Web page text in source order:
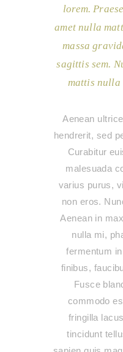
lorem.
amet nulla
massa
sagittis sem.
mattis nulla
Aenean
hendrerit, sed
Curabitur
malesuada
varius purus,
non eros.
Aenean in
nulla mi,
fermentum
finibus,
Fusce
commodo
fringilla
tincidunt